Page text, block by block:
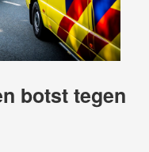
botst tegen